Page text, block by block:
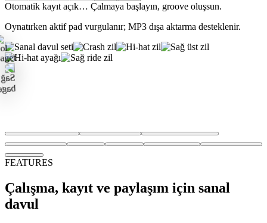
Otomatik kayıt açık… Çalmaya başlayın, groove oluşsun.
Oynatırken aktif pad vurgulanır; MP3 dışa aktarma desteklenir.
FEATURES
Çalışma, kayıt ve paylaşım için sanal
davul